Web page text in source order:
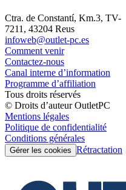
Ctra. de Constantí, Km.3, TV-
7211, 43204 Reus
infoweb@outlet-pc.es
Comment venir
Contactez-nous
Canal interne d’information
Programme d’affiliation
Tous droits réservés
© Droits d’auteur OutletPC
Mentions légales
Politique de confidentialité
Conditions générales
Gérer les cookies Rétractation